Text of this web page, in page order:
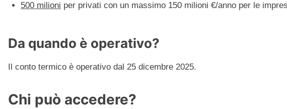
500 milioni per privati con un massimo 150 milioni €/anno per le
Da quando è operativo?
Il conto termico è operativo dal 25 dicembre 2025.
Chi può accedere?